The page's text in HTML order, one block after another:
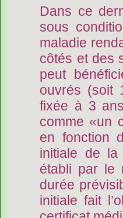
Dans ce
sous
maladie
côtés et des
peut
ouvrés (soit
fixée à 3
comme «un
en fonction
initiale de la
établi par le
durée
initiale fait